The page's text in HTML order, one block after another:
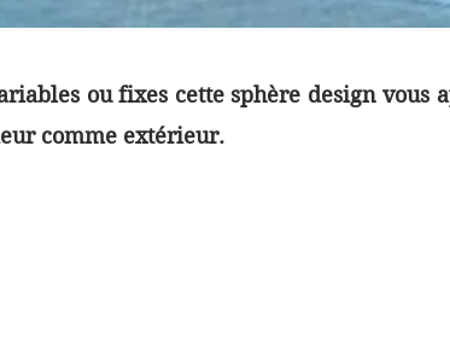
ou fixes cette sphère design
comme extérieur.